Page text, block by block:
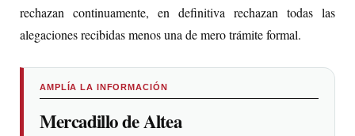
rechazan continuamente, en definitiva rechazan todas las
alegaciones recibidas menos una de mero trámite formal.
AMPLÍA LA INFORMACIÓN
Mercadillo de Altea